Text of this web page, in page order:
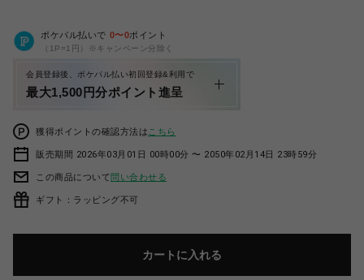
ポケパル払いで 0〜0ポイント
（1P=1円）※キャンペーン分除く
会員登録後、ポケパル払い初回登録&利用で
最大1,500円分ポイント進呈
獲得ポイントの確認方法は こちら
販売期間 2026年03月01日 00時00分 〜 2050年02月14日 23時59分
この商品について問い合わせる
ギフト：ラッピング不可
カートに入れる